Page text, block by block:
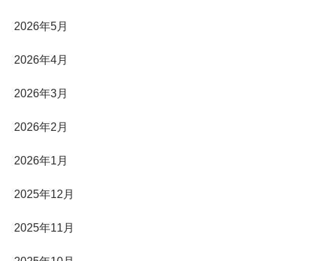
2026年5月
2026年4月
2026年3月
2026年2月
2026年1月
2025年12月
2025年11月